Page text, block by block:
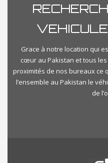
Grace à notre location qui
cœur au Pakistan et tous
proximités de nos bureaux ce
l’ensemble au Pakistan le
de